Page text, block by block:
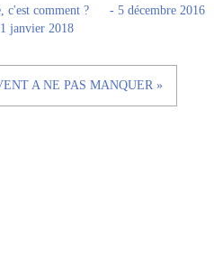
c'est comment ?
janvier 2018
- 5 décembre 2016
A NE PAS MANQUER »